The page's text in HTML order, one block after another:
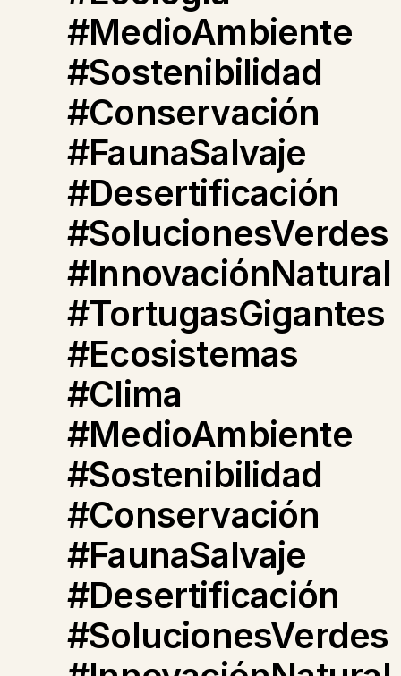
#MedioAmbiente
#Sostenibilidad
#Conservación
#FaunaSalvaje
#Desertificación
#SolucionesVerdes
#InnovaciónNatural
#TortugasGigantes
#Ecosistemas
#Clima
#MedioAmbiente
#Sostenibilidad
#Conservación
#FaunaSalvaje
#Desertificación
#SolucionesVerdes